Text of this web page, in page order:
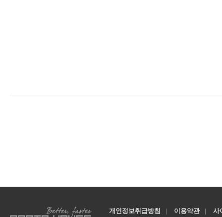
개인정보취급방침 | 이용약관 | 사